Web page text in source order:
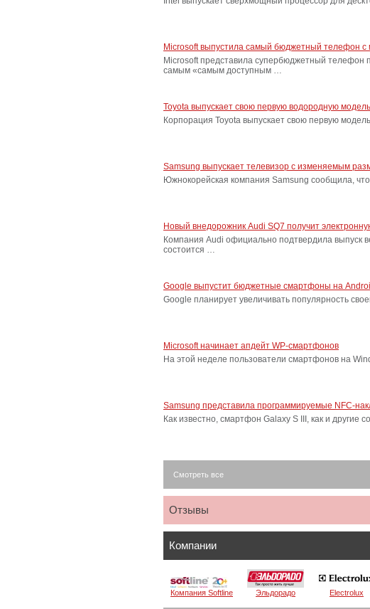
Microsoft выпустила самый бюджетный телефон
Microsoft представила супербюджетный
самым «самым доступным …
Toyota выпускает свою первую водородную модель
Корпорация Toyota выпускает свою первую
Samsung выпускает телевизор с изменяемым
Южнокорейская компания Samsung сообщила,
Новый внедорожник Audi SQ7 получит
Компания Audi официально подтвердила выпуск
состоится …
Google выпустит бюджетные смартфоны на
Google планирует увеличивать популярность
Microsoft начинает апдейт WP-смартфонов
На этой неделе пользователи смартфонов на
Samsung представила программируемые NFC-
Как известно, смартфон Galaxy S III, как и
Смотреть все
Отзывы
Компании
Компания Softline Эльдорадо Electrolux